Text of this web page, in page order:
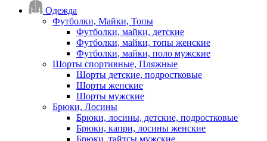
Одежда
Футболки, Майки, Топы
Футболки, майки, детские
Футболки, майки, топы женские
Футболки, майки, поло мужские
Шорты спортивные, Пляжные
Шорты детские, подростковые
Шорты женские
Шорты мужские
Брюки, Лосины
Брюки, лосины, детские, подростковые
Брюки, капри, лосины женские